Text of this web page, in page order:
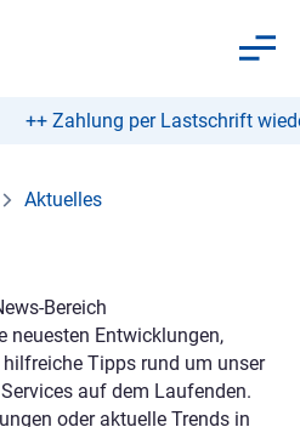
per Lastschrift wieder
Aktuelles
Bereich
neuesten Entwicklungen,
Tipps rund um unser
auf dem Laufenden.
oder aktuelle Trends in